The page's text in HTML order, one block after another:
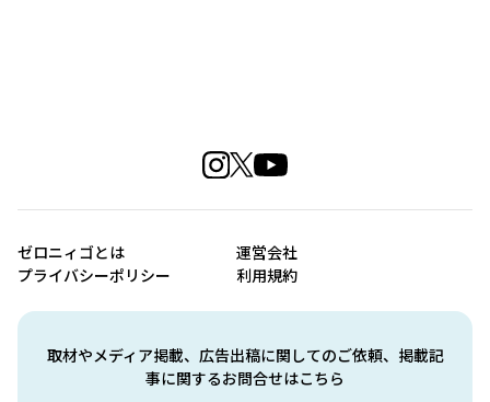
取材やメディア掲載、広告出稿に関してのご依頼、掲載記
事に関するお問合せはこちら
ゼロニィゴとは
運営会社
プライバシーポリシー
利用規約